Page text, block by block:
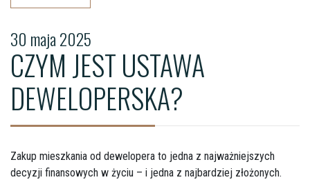
CZYM JEST USTAWA
DEWELOPERSKA?
30 maja 2025
Zakup mieszkania od dewelopera to jedna z najważniejszych
decyzji finansowych w życiu – i jedna z najbardziej złożonych.